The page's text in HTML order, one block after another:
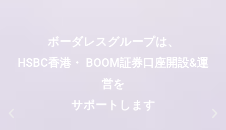
ボーダレスグループは、
HSBC香港・ BOOM証券口座開設&運
営を
サポートします